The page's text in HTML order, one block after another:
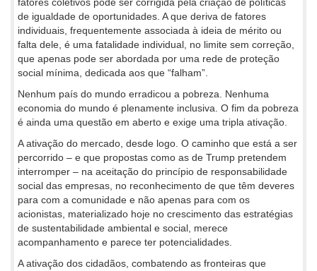
de igualdade de oportunidades. A que deriva de fatores
individuais, frequentemente associada à ideia de mérito ou
falta dele, é uma fatalidade individual, no limite sem correção,
que apenas pode ser abordada por uma rede de proteção
social mínima, dedicada aos que “falham”.
Nenhum país do mundo erradicou a pobreza. Nenhuma
economia do mundo é plenamente inclusiva. O fim da pobreza
é ainda uma questão em aberto e exige uma tripla ativação.
A ativação do mercado, desde logo. O caminho que está a ser
percorrido – e que propostas como as de Trump pretendem
interromper – na aceitação do princípio de responsabilidade
social das empresas, no reconhecimento de que têm deveres
para com a comunidade e não apenas para com os
acionistas, materializado hoje no crescimento das estratégias
de sustentabilidade ambiental e social, merece
acompanhamento e parece ter potencialidades.
A ativação dos cidadãos, combatendo as fronteiras que